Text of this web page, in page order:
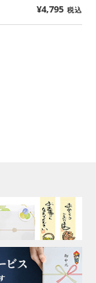
¥4,795 税込